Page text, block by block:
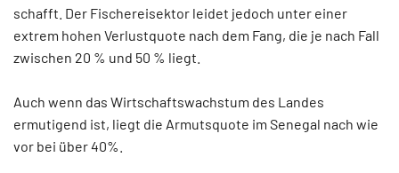
schafft. Der Fischereisektor leidet jedoch unter einer
extrem hohen Verlustquote nach dem Fang, die je nach Fall
zwischen 20 % und 50 % liegt.
Auch wenn das Wirtschaftswachstum des Landes
ermutigend ist, liegt die Armutsquote im Senegal nach wie
vor bei über 40%.